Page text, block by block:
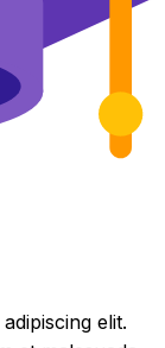
elit.